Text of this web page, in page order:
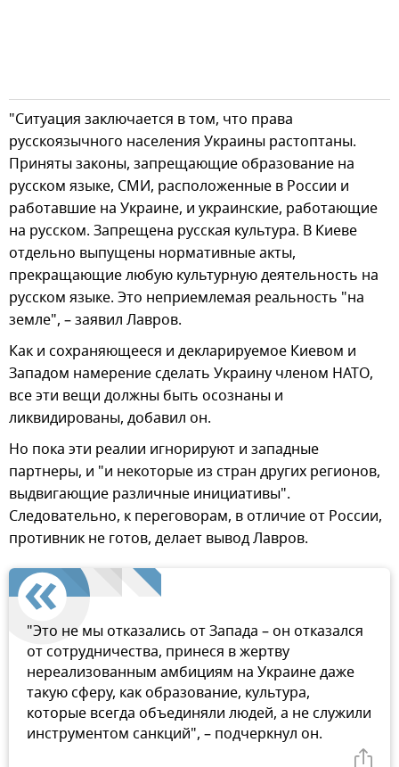
"Ситуация заключается в том, что права
русскоязычного населения Украины растоптаны.
Приняты законы, запрещающие образование на
русском языке, СМИ, расположенные в России и
работавшие на Украине, и украинские, работающие
на русском. Запрещена русская культура. В Киеве
отдельно выпущены нормативные акты,
прекращающие любую культурную деятельность на
русском языке. Это неприемлемая реальность "на
земле", – заявил Лавров.
Как и сохраняющееся и декларируемое Киевом и
Западом намерение сделать Украину членом НАТО,
все эти вещи должны быть осознаны и
ликвидированы, добавил он.
Но пока эти реалии игнорируют и западные
партнеры, и "и некоторые из стран других регионов,
выдвигающие различные инициативы".
Следовательно, к переговорам, в отличие от России,
противник не готов, делает вывод Лавров.
"Это не мы отказались от Запада – он отказался
от сотрудничества, принеся в жертву
нереализованным амбициям на Украине даже
такую сферу, как образование, культура,
которые всегда объединяли людей, а не служили
инструментом санкций", – подчеркнул он.